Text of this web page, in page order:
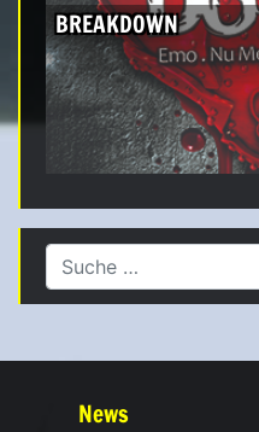
BREAKDOWN
Suche nach:
News